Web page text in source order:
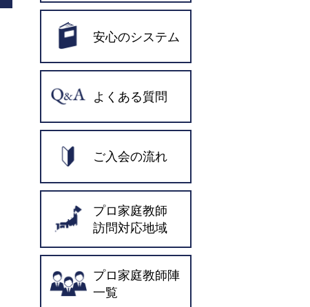
安心のシステム
よくある質問
ご入会の流れ
プロ家庭教師
訪問対応地域
プロ家庭教師陣
一覧